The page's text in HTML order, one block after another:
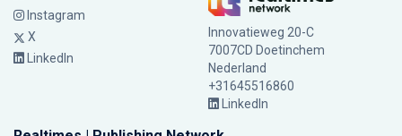
Instagram
X
LinkedIn
Innovatieweg 20-C
7007CD Doetinchem
Nederland
+31645516860
LinkedIn